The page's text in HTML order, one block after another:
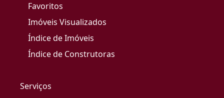
Favoritos
Imóveis Visualizados
Índice de Imóveis
Índice de Construtoras
Serviços